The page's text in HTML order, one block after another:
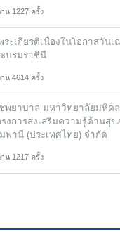
าน 1227 ครั้ง
ะเกียรติเนื่องในโอกาสวัน
บรมราชินี
าน 4614 ครั้ง
พยาบาล มหาวิทยาลัยมหิด
งการส่งเสริมความรู้ด้านสุ
พานี (ประเทศไทย) จํากัด
าน 1217 ครั้ง